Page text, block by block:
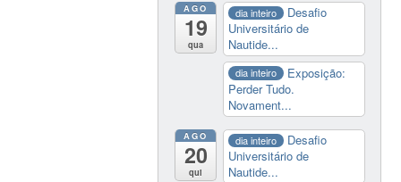
AGO
19
qua
dia inteiro
Desafio
Universitário de
Nautide...
dia inteiro
Exposição:
Perder Tudo.
Novament...
AGO
20
qui
dia inteiro
Desafio
Universitário de
Nautide...